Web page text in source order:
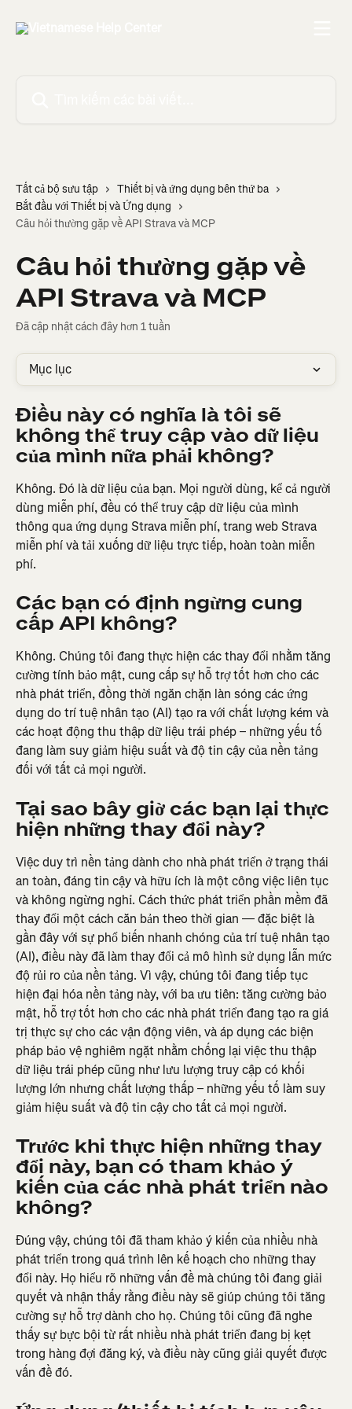
Tất cả bộ sưu tập
Thiết bị và ứng dụng bên thứ ba
Bắt đầu với Thiết bị và Ứng dụng
Câu hỏi thường gặp về API Strava và MCP
Câu hỏi thường gặp về
API Strava và MCP
Đã cập nhật cách đây hơn 1 tuần
Mục lục
Điều này có nghĩa là tôi sẽ
không thể truy cập vào dữ liệu
của mình nữa phải không?
Không. Đó là dữ liệu của bạn. Mọi người dùng, kể cả người
dùng miễn phí, đều có thể truy cập dữ liệu của mình
thông qua ứng dụng Strava miễn phí, trang web Strava
miễn phí và tải xuống dữ liệu trực tiếp, hoàn toàn miễn
phí.
Các bạn có định ngừng cung
cấp API không?
Không. Chúng tôi đang thực hiện các thay đổi nhằm tăng
cường tính bảo mật, cung cấp sự hỗ trợ tốt hơn cho các
nhà phát triển, đồng thời ngăn chặn làn sóng các ứng
dụng do trí tuệ nhân tạo (AI) tạo ra với chất lượng kém và
các hoạt động thu thập dữ liệu trái phép – những yếu tố
đang làm suy giảm hiệu suất và độ tin cậy của nền tảng
đối với tất cả mọi người.
Tại sao bây giờ các bạn lại thực
hiện những thay đổi này?
Việc duy trì nền tảng dành cho nhà phát triển ở trạng thái
an toàn, đáng tin cậy và hữu ích là một công việc liên tục
và không ngừng nghỉ. Cách thức phát triển phần mềm đã
thay đổi một cách căn bản theo thời gian — đặc biệt là
gần đây với sự phổ biến nhanh chóng của trí tuệ nhân tạo
(AI), điều này đã làm thay đổi cả mô hình sử dụng lẫn mức
độ rủi ro của nền tảng. Vì vậy, chúng tôi đang tiếp tục
hiện đại hóa nền tảng này, với ba ưu tiên: tăng cường bảo
mật, hỗ trợ tốt hơn cho các nhà phát triển đang tạo ra giá
trị thực sự cho các vận động viên, và áp dụng các biện
pháp bảo vệ nghiêm ngặt nhằm chống lại việc thu thập
dữ liệu trái phép cũng như lưu lượng truy cập có khối
lượng lớn nhưng chất lượng thấp – những yếu tố làm suy
giảm hiệu suất và độ tin cậy cho tất cả mọi người.
Trước khi thực hiện những thay
đổi này, bạn có tham khảo ý
kiến của các nhà phát triển nào
không?
Đúng vậy, chúng tôi đã tham khảo ý kiến của nhiều nhà
phát triển trong quá trình lên kế hoạch cho những thay
đổi này. Họ hiểu rõ những vấn đề mà chúng tôi đang giải
quyết và nhận thấy rằng điều này sẽ giúp chúng tôi tăng
cường sự hỗ trợ dành cho họ. Chúng tôi cũng đã nghe
thấy sự bực bội từ rất nhiều nhà phát triển đang bị kẹt
trong hàng đợi đăng ký, và điều này cũng giải quyết được
vấn đề đó.